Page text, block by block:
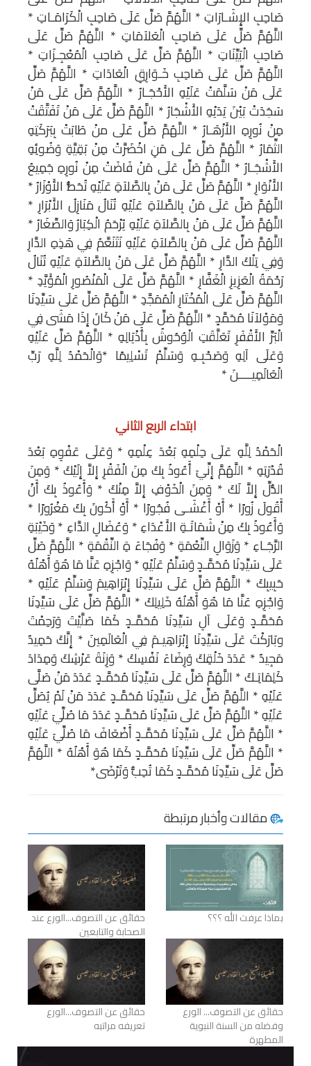
ابتداء الربع الثاني
الْحَمْدُ لِلَّهِ عَلَى حِلْمِهِ بَعْدَ عِلْمِهِ * وَعَلَى عَفْوِهِ بَعْدَ
قُدْرَتِهِ * اللَّهُمَّ إِنِّيَ أَعُوذُ بِكَ مِنَ الْفَقْرِ إِلاَّ إِلَيْكَ * وَمِنَ
الذُّلِّ إِلاَّ لَكَ * وَمِنَ الْخَوْفِ إِلاَّ مِنْكَ * وَأَعُوذُ بِكَ أَنْ
أَقُولَ زُورًا * أَوْ أَغْشَـى فُجُورًا * أَوْ أَكُونَ بِكَ مَغْرُورًا *
وَأَعُوذُ بِكَ مِنْ شَمَاتَـةِ الأَعْدَاءِ * وَعُضَالِ الدَّاءِ * وَخَيْبَةِ
الرَّجَـاءِ * وَزَوَالِ النِّعْمَةِ * وَفُجَاءَ ةِ النِّقْمَةِ * اللَّهُمَّ صَلِّ
عَلَى سَيِّدِنَا مُحَمَّـدٍ وَسَلِّمْ عَلَيْهِ * وَاجْزِهِ عَنَّا مَا هُوَ أَهْلُهُ
حَبِيبِكَ * اللَّهُمَّ صَلِّ عَلَى سَيِّدِنَا إِبْرَاهِيمَ وَسَلِّمْ عَلَيْهِ *
وَاجْزِهِ عَنَّا مَا هُوَ أَهْلُهُ خَلِيلِكَ * اللَّهُمَّ صَلِّ عَلَى سَيِّدِنَا
مُحَمَّـدٍ وَعَلَى آلِ سَيِّدِنَا مُحَمَّـدٍ كَمَا صَلَّيْتَ وَرَحِمْتَ
وبَارَكْتَ عَلَى سَيِّدِنَا إِبْرَاهِيـمَ فِي الْعَالَمِينَ * إِنَّكَ حَمِيدٌ
مَجِيدٌ * عَدَدَ خَلْقِكَ وَرِضَاءَ نَفْسِكَ * وَزِنَةَ عَرْشِكَ وَمِدَادَ
كَلِمَاتِـكَ * اللَّهُمَّ صَلِّ عَلَى سَيِّدِنَا مُحَمَّـدٍ عَدَدَ مَنْ صَلَّى
عَلَيْهِ * اللَّهُمَّ صَلِّ عَلَى سَيِّدِنَا مُحَمَّـدٍ عَدَدَ مَنْ لَمْ يُصَلِّ
عَلَيْهِ * اللَّهُمَّ صَلِّ عَلَى سَيِّدِنَا مُحَمَّـدٍ عَدَدَ مَا صُلِّيَ عَلَيْهِ
* اللَّهُمَّ صَلِّ عَلَى سَيِّدِنَا مُحَمَّـدٍ أَضْعَافَ مَا صُلِّيَ عَلَيْهِ
* اللَّهُمَّ صَلِّ عَلَى سَيِّدِنَا مُحَمَّـدٍ كَمَا هُوَ أَهْلُهُ * اللَّهُمَّ
صَلِّ عَلَى سَيِّدِنَا مُحَمَّـدٍ كَمَا تُحِبُّ وَتَرْضَى*
مقالات وأخبار مرتبطة
بماذا عرفت الله ؟؟؟ حقائق عن التصوف...الورع عند
الصحابة والتابعين
حقائق عن التصوف... الورع
وفضله من السنة النبوية
المطهرة
حقائق عن التصوف...الورع
تعريفه مراتبه